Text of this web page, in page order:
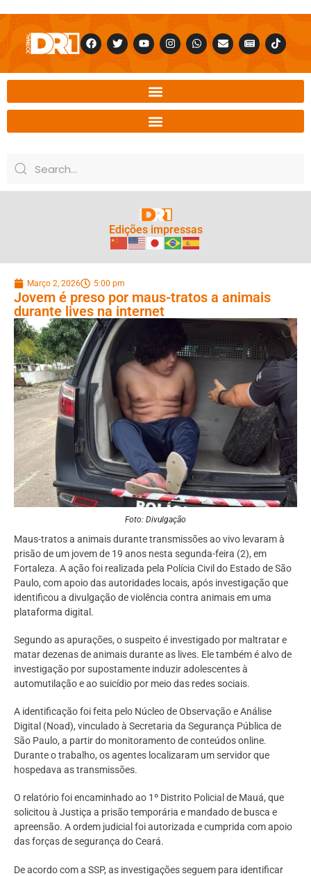
Edições impressas
Março 2, 2026 5:00 pm
Jovem é preso por maus-tratos a animais
durante lives na internet
Foto: Divulgação
Maus-tratos a animais durante transmissões ao vivo levaram à
prisão de um jovem de 19 anos nesta segunda-feira (2), em
Fortaleza. A ação foi realizada pela Polícia Civil do Estado de São
Paulo, com apoio das autoridades locais, após investigação que
identificou a divulgação de violência contra animais em uma
plataforma digital.
Segundo as apurações, o suspeito é investigado por maltratar e
matar dezenas de animais durante as lives. Ele também é alvo de
investigação por supostamente induzir adolescentes à
automutilação e ao suicídio por meio das redes sociais.
A identificação foi feita pelo Núcleo de Observação e Análise
Digital (Noad), vinculado à Secretaria da Segurança Pública de
São Paulo, a partir do monitoramento de conteúdos online.
Durante o trabalho, os agentes localizaram um servidor que
hospedava as transmissões.
O relatório foi encaminhado ao 1º Distrito Policial de Mauá, que
solicitou à Justiça a prisão temporária e mandado de busca e
apreensão. A ordem judicial foi autorizada e cumprida com apoio
das forças de segurança do Ceará.
De acordo com a SSP, as investigações seguem para identificar